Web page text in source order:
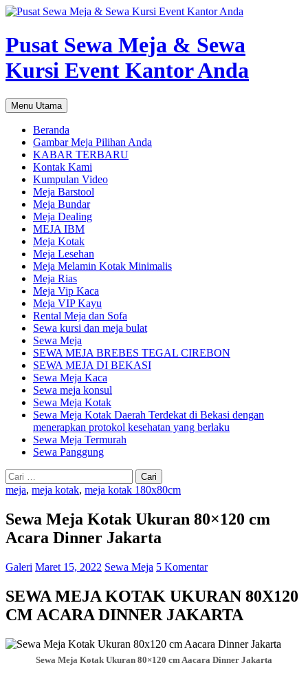
Pusat Sewa Meja & Sewa
Kursi Event Kantor Anda
Cari
Menu Utama Langsung
ke
isi
Beranda
Gambar Meja Pilihan Anda
KABAR TERBARU
Kontak Kami
Kumpulan Video
Meja Barstool
Meja Bundar
Meja Dealing
MEJA IBM
Meja Kotak
Meja Lesehan
Meja Melamin Kotak Minimalis
Meja Rias
Meja Vip Kaca
Meja VIP Kayu
Rental Meja dan Sofa
Sewa kursi dan meja bulat
Sewa Meja
SEWA MEJA BREBES TEGAL CIREBON
SEWA MEJA DI BEKASI
Sewa Meja Kaca
Sewa meja konsul
Sewa Meja Kotak
Sewa Meja Kotak Daerah Terdekat di Bekasi dengan
menerapkan protokol kesehatan yang berlaku
Sewa Meja Termurah
Sewa Panggung
Cari
untuk:
meja, meja kotak, meja kotak 180x80cm
Sewa Meja Kotak Ukuran 80×120 cm
Acara Dinner Jakarta
Galeri Maret 15, 2022 Sewa Meja 5 Komentar
SEWA MEJA KOTAK UKURAN 80X120
CM ACARA DINNER JAKARTA
Sewa Meja Kotak Ukuran 80×120 cm Aacara Dinner Jakarta